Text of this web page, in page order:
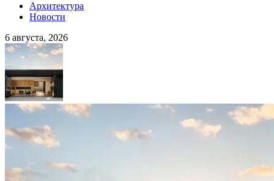
Архитектура
Новости
6 августа, 2026